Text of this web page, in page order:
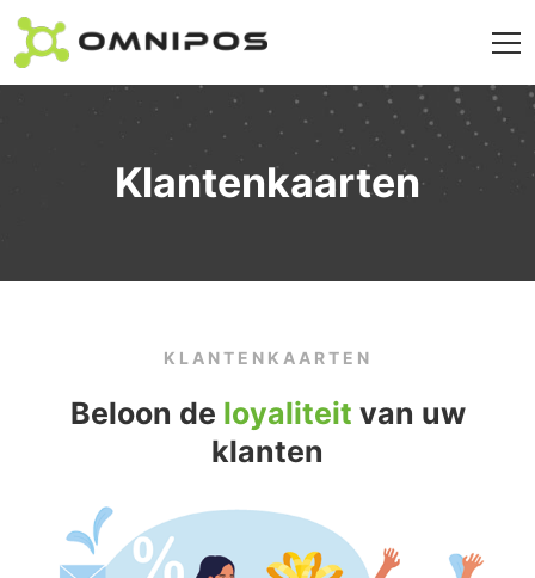
Klantenkaarten
KLANTENKAARTEN
Beloon de loyaliteit van uw
klanten